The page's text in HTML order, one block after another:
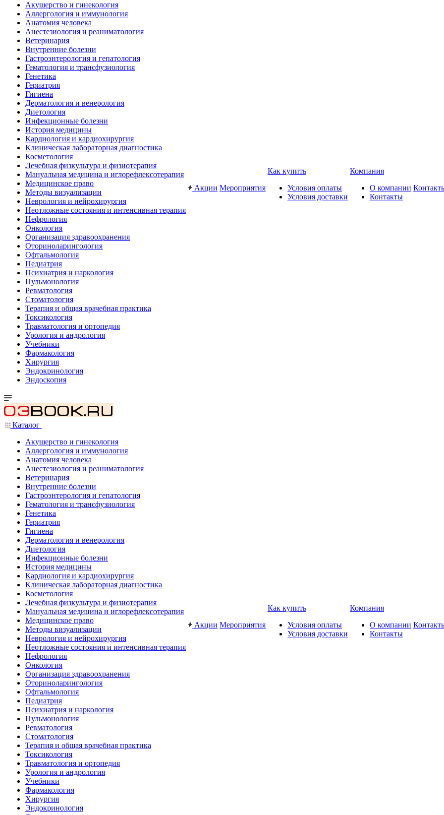
Акушерство и гинекология
Аллергология и иммунология
Анатомия человека
Анестезиология и реаниматология
Ветеринария
Внутренние болезни
Гастроэнтерология и гепатология
Гематология и трансфузиология
Генетика
Гериатрия
Гигиена
Дерматология и венерология
Диетология
Инфекционные болезни
История медицины
Кардиология и кардиохирургия
Клиническая лабораторная диагностика
Косметология
Лечебная физкультура и физиотерапия
Мануальная медицина и иглорефлексотерапия
Медицинское право
Методы визуализации
Неврология и нейрохирургия
Неотложные состояния и интенсивная терапия
Нефрология
Онкология
Организация здравоохранения
Оториноларингология
Офтальмология
Педиатрия
Психиатрия и наркология
Пульмонология
Ревматология
Стоматология
Терапия и общая врачебная практика
Токсикология
Травматология и ортопедия
Урология и андрология
Учебники
Фармакология
Хирургия
Эндокринология
Эндоскопия
Акции Мероприятия
Как купить
Условия оплаты
Условия доставки
Компания
О компании
Контакты
Каталог
Акушерство и гинекология
Аллергология и иммунология
Анатомия человека
Анестезиология и реаниматология
Ветеринария
Внутренние болезни
Гастроэнтерология и гепатология
Гематология и трансфузиология
Генетика
Гериатрия
Гигиена
Дерматология и венерология
Диетология
Инфекционные болезни
История медицины
Кардиология и кардиохирургия
Клиническая лабораторная диагностика
Косметология
Лечебная физкультура и физиотерапия
Мануальная медицина и иглорефлексотерапия
Медицинское право
Методы визуализации
Неврология и нейрохирургия
Неотложные состояния и интенсивная терапия
Нефрология
Онкология
Организация здравоохранения
Оториноларингология
Офтальмология
Педиатрия
Психиатрия и наркология
Пульмонология
Ревматология
Стоматология
Терапия и общая врачебная практика
Токсикология
Травматология и ортопедия
Урология и андрология
Учебники
Фармакология
Хирургия
Эндокринология
Акции Мероприятия
Как купить
Условия оплаты
Условия доставки
Компания
О компании
Контакты